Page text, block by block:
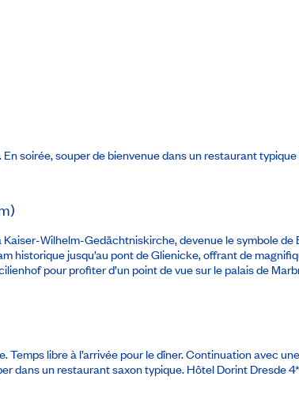
soirée, souper de bienvenue dans un restaurant typique
Wilhelm-Gedächtniskirche, devenue le symbole
historique jusqu’au pont de Glienicke, offrant de
pour profiter d’un point de vue sur le palais de
libre à l’arrivée pour le dîner. Continuation avec
dans un restaurant saxon typique. Hôtel Dorint Dresde 4*